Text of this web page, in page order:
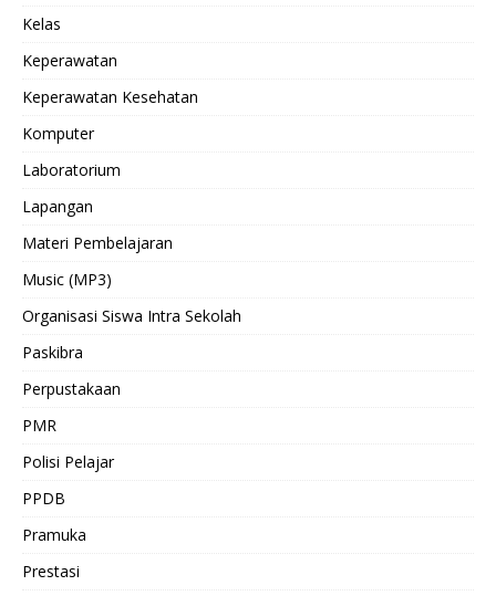
Kelas
Keperawatan
Keperawatan Kesehatan
Komputer
Laboratorium
Lapangan
Materi Pembelajaran
Music (MP3)
Organisasi Siswa Intra Sekolah
Paskibra
Perpustakaan
PMR
Polisi Pelajar
PPDB
Pramuka
Prestasi